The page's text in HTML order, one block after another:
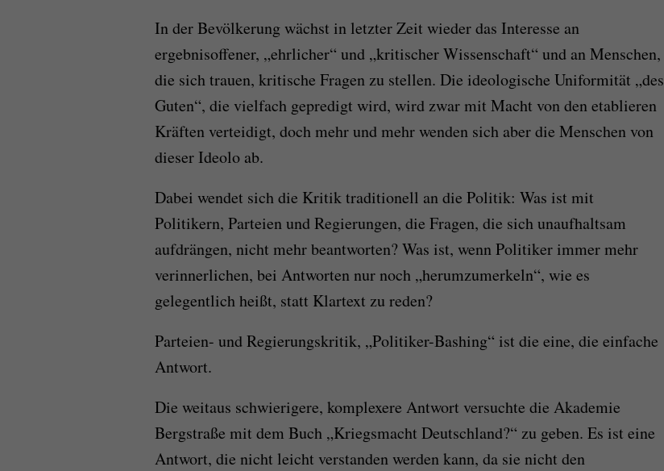
In der Bevölkerung wächst in letzter Zeit wieder das Interesse an
ergebnisoffener, „ehrlicher“ und „kritischer Wissenschaft“ und an Menschen,
die sich trauen, kritische Fragen zu stellen. Die ideologische Uniformität „des
Guten“, die vielfach gepredigt wird, wird zwar mit Macht von den etablieren
Kräften verteidigt, doch mehr und mehr wenden sich aber die Menschen von
dieser Ideolo ab.
Dabei wendet sich die Kritik traditionell an die Politik: Was ist mit
Politikern, Parteien und Regierungen, die Fragen, die sich unaufhaltsam
aufdrängen, nicht mehr beantworten? Was ist, wenn Politiker immer mehr
verinnerlichen, bei Antworten nur noch „herumzumerkeln“, wie es
gelegentlich heißt, statt Klartext zu reden?
Parteien- und Regierungskritik, „Politiker-Bashing“ ist die eine, die einfache
Antwort.
Die weitaus schwierigere, komplexere Antwort versuchte die Akademie
Bergstraße mit dem Buch „Kriegsmacht Deutschland?“ zu geben. Es ist eine
Antwort, die nicht leicht verstanden werden kann, da sie nicht den